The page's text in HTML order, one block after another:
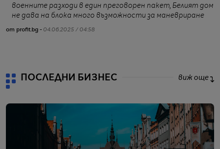
военните разходи в един преговорен пакет, Белият дом
не дава на блока много възможности за маневриране
от profit.bg - 04.06.2025 / 04:58
ПОСЛЕДНИ БИЗНЕС виж още